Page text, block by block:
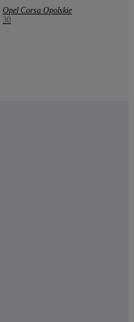
Opel Corsa Opolskie
30